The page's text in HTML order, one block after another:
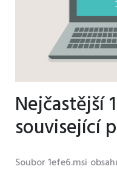
Nejčastější
související
Soubor 1efe6.msi